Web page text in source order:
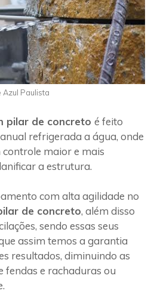
Paulista
pilar de concreto é feito
refrigerada a água, onde
maior e mais
a estrutura.
com alta agilidade no
de concreto, além disso
sendo essas seus
assim temos a garantia
resultados, diminuindo as
fendas e rachaduras ou